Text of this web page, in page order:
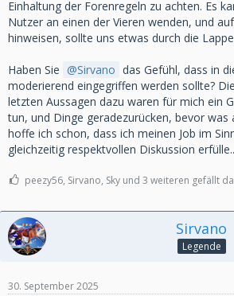
Einhaltung der Forenregeln zu achten. Es
Nutzer an einen der Vieren wenden, und
hinweisen, sollte uns etwas durch die
Haben Sie Sirvano das Gefühl, dass in
moderierend eingegriffen werden sollte?
letzten Aussagen dazu waren für mich ein
tun, und Dinge geradezurücken, bevor was
hoffe ich schon, dass ich meinen Job im
gleichzeitig respektvollen Diskussion
peezy56, Sirvano, Sky und 3 weiteren gefällt
Sirvano
Legende
30. September 2025